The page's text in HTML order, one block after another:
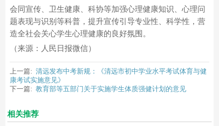
会同宣传、卫生健康、科协等加强心理健康知识、心理问
题表现与识别等科普，提升宣传引导专业性、科学性，营
造全社会关心学生心理健康的良好氛围。
（来源：人民日报微信）
上一篇: 清远发布中考新规：《清远市初中学业水平考试体育与健
康考试实施意见》
下一篇: 教育部等五部门关于实施学生体质强健计划的意见
相关推荐